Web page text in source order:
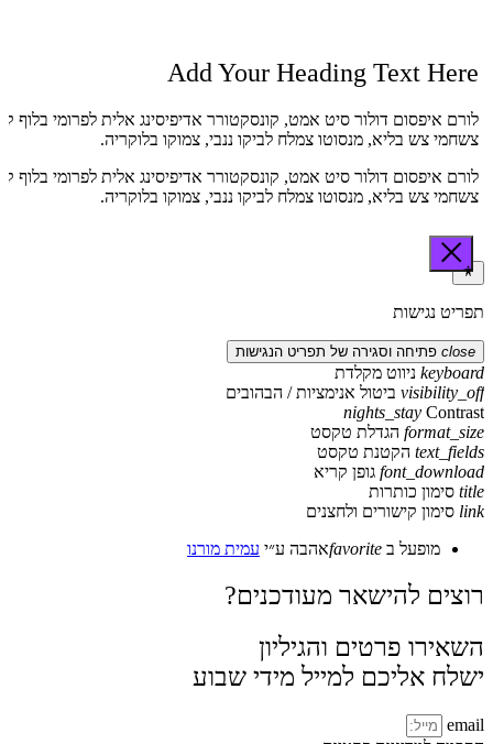
Add Your Heading Text Here
לורם איפסום דולור סיט אמט, קונסקטורר אדיפיסינג אלית לפרומי בלוף
צשחמי צש בליא, מנסוטו צמלח לביקו ננבי, צמוקו בלוקריה.
לורם איפסום דולור סיט אמט, קונסקטורר אדיפיסינג אלית לפרומי בלוף
צשחמי צש בליא, מנסוטו צמלח לביקו ננבי, צמוקו בלוקריה.
תפריט נגישות
close פתיחה וסגירה של תפריט הנגישות
keyboard ניווט מקלדת
visibility_off ביטול אנימציות / הבהובים
nights_stay Contrast
format_size הגדלת טקסט
text_fields הקטנת טקסט
font_download גופן קריא
title סימון כותרות
link סימון קישורים ולחצנים
מופעל ב favoriteאהבה ע״י עמית מורנו
רוצים להישאר מעודכנים?
השאירו פרטים והגיליון
ישלח אליכם למייל מידי שבוע
email